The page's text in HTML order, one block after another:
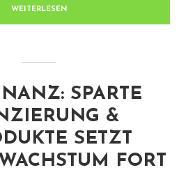
WEITERLESEN
SPARTE
&
SETZT
FORT